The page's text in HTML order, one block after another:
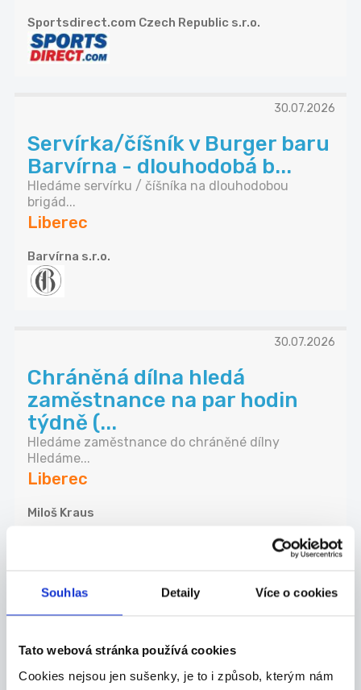
Souhlas Detaily Více o cookies
Tato webová stránka používá cookies
Cookies nejsou jen sušenky, je to i způsob, kterým nám
Sportsdirect.com Czech Republic s.r.o.
30.07.2026
Servírka/číšník v Burger baru
Barvírna - dlouhodobá b...
Hledáme servírku / číšníka na dlouhodobou
brigád...
Liberec
Barvírna s.r.o.
30.07.2026
Chráněná dílna hledá
zaměstnance na par hodin
týdně (...
Hledáme zaměstnance do chráněné dílny
Hledáme...
Liberec
Miloš Kraus
Hosteska, Promotér 215-
Hledáme usměvavou\vého, reprezentativní\ho a
Liberec